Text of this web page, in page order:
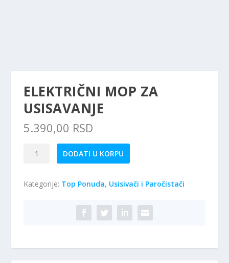
ELEKTRIČNI MOP ZA
USISAVANJE
5.390,00 RSD
Usisavanje
DODATI U KORPU
Kategorije: Top Ponuda, Usisivači i Paročistači